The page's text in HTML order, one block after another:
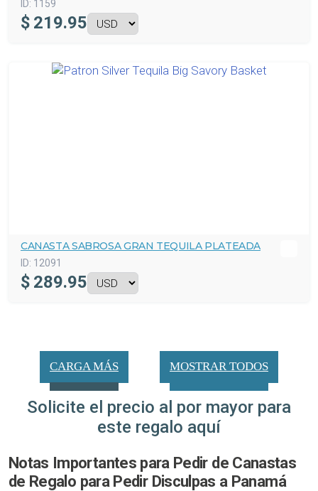
ID: 1159
$ 219.95
CANASTA SABROSA GRAN TEQUILA PLATEADA
ID: 12091
$ 289.95
CARGA MÁS MOSTRAR TODOS
Solicite el precio al por mayor para
este regalo aquí
Notas Importantes para Pedir de Canastas
de Regalo para Pedir Disculpas a Panamá